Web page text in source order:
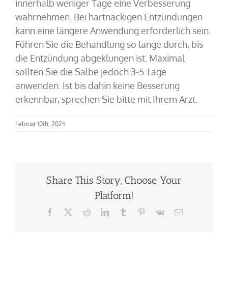
FAQ
Kontakt
innerhalb weniger Tage eine Verbesserung
wahrnehmen. Bei hartnäckigen Entzündungen
kann eine längere Anwendung erforderlich sein.
Führen Sie die Behandlung so lange durch, bis
die Entzündung abgeklungen ist. Maximal
sollten Sie die Salbe jedoch 3-5 Tage
anwenden. Ist bis dahin keine Besserung
erkennbar, sprechen Sie bitte mit Ihrem Arzt.
Februar 10th, 2025
Share This Story, Choose Your
Platform!
Facebook RedditLinkedInTumblr Pinterest
Vk
E-